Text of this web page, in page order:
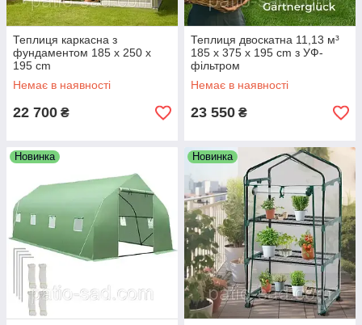
Теплиця каркасна з
фундаментом 185 x 250 x
195 cm
Немає в наявності
22 700 ₴
Теплиця двоскатна 11,13 м³
185 x 375 x 195 cm з УФ-
фільтром
Немає в наявності
23 550 ₴
Новинка Новинка